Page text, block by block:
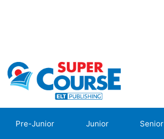
Pre-Junior Junior Senior